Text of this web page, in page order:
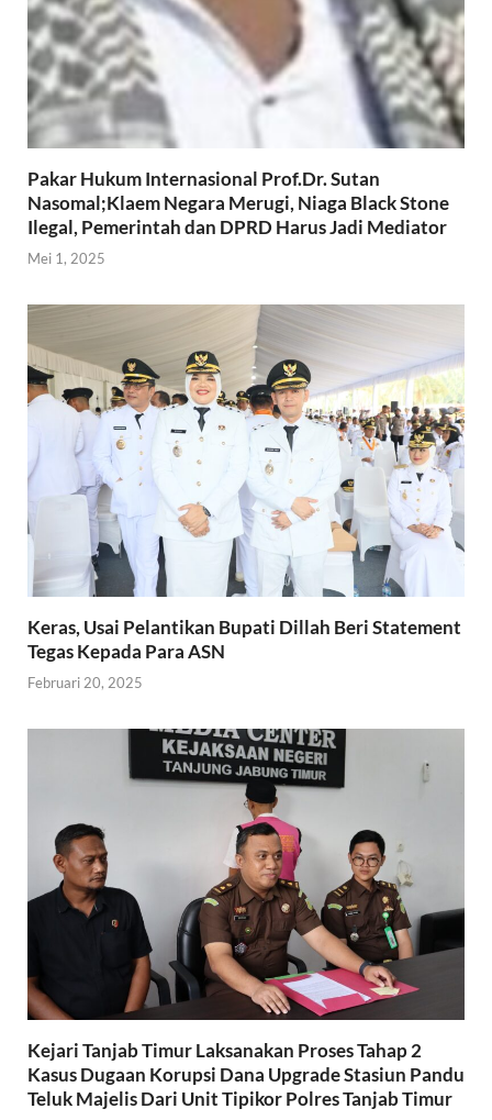
Pakar Hukum Internasional Prof.Dr. Sutan
Nasomal;Klaem Negara Merugi, Niaga Black Stone
Ilegal, Pemerintah dan DPRD Harus Jadi Mediator
Mei 1, 2025
Keras, Usai Pelantikan Bupati Dillah Beri Statement
Tegas Kepada Para ASN
Februari 20, 2025
Kejari Tanjab Timur Laksanakan Proses Tahap 2
Kasus Dugaan Korupsi Dana Upgrade Stasiun Pandu
Teluk Majelis Dari Unit Tipikor Polres Tanjab Timur